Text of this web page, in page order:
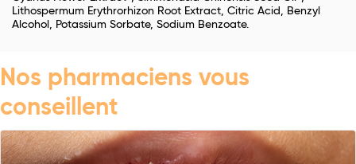
Lithospermum Erythrorhizon Root Extract, Citric Acid, Benzyl
Alcohol, Potassium Sorbate, Sodium Benzoate.
Nos pharmaciens vous
conseillent